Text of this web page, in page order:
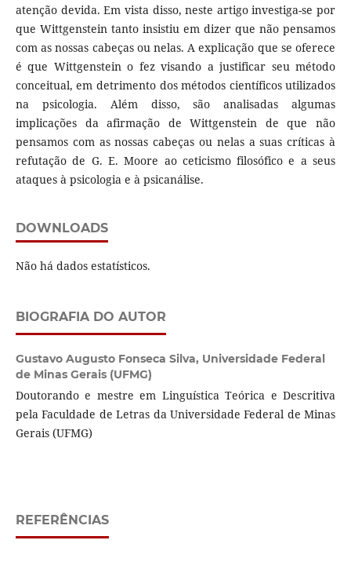
atenção devida. Em vista disso, neste artigo investiga-se por
que Wittgenstein tanto insistiu em dizer que não pensamos
com as nossas cabeças ou nelas. A explicação que se oferece
é que Wittgenstein o fez visando a justificar seu método
conceitual, em detrimento dos métodos científicos utilizados
na psicologia. Além disso, são analisadas algumas
implicações da afirmação de Wittgenstein de que não
pensamos com as nossas cabeças ou nelas a suas críticas à
refutação de G. E. Moore ao ceticismo filosófico e a seus
ataques à psicologia e à psicanálise.
DOWNLOADS
Não há dados estatísticos.
BIOGRAFIA DO AUTOR
Gustavo Augusto Fonseca Silva, Universidade Federal
de Minas Gerais (UFMG)
Doutorando e mestre em Linguística Teórica e Descritiva
pela Faculdade de Letras da Universidade Federal de Minas
Gerais (UFMG)
REFERÊNCIAS